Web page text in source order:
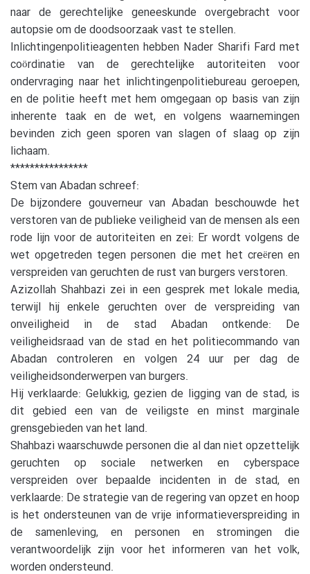
naar de gerechtelijke geneeskunde overgebracht voor
autopsie om de doodsoorzaak vast te stellen.
Inlichtingenpolitieagenten hebben Nader Sharifi Fard met
coördinatie van de gerechtelijke autoriteiten voor
ondervraging naar het inlichtingenpolitiebureau geroepen,
en de politie heeft met hem omgegaan op basis van zijn
inherente taak en de wet, en volgens waarnemingen
bevinden zich geen sporen van slagen of slaag op zijn
lichaam.
****************
Stem van Abadan schreef:
De bijzondere gouverneur van Abadan beschouwde het
verstoren van de publieke veiligheid van de mensen als een
rode lijn voor de autoriteiten en zei: Er wordt volgens de
wet opgetreden tegen personen die met het creëren en
verspreiden van geruchten de rust van burgers verstoren.
Azizollah Shahbazi zei in een gesprek met lokale media,
terwijl hij enkele geruchten over de verspreiding van
onveiligheid in de stad Abadan ontkende: De
veiligheidsraad van de stad en het politiecommando van
Abadan controleren en volgen 24 uur per dag de
veiligheidsonderwerpen van burgers.
Hij verklaarde: Gelukkig, gezien de ligging van de stad, is
dit gebied een van de veiligste en minst marginale
grensgebieden van het land.
Shahbazi waarschuwde personen die al dan niet opzettelijk
geruchten op sociale netwerken en cyberspace
verspreiden over bepaalde incidenten in de stad, en
verklaarde: De strategie van de regering van opzet en hoop
is het ondersteunen van de vrije informatieverspreiding in
de samenleving, en personen en stromingen die
verantwoordelijk zijn voor het informeren van het volk,
worden ondersteund.